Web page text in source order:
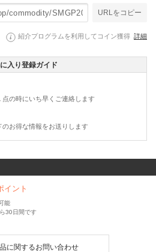
URLをコピー
紹介プログラムを利用してコイン獲得 詳細
入り登録ガイド
の時にいち早くご連絡します
お得な情報をお送りします
イント
能
30日間です
に関するお問い合わせ